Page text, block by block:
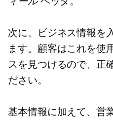
次に、ビジネス情報を
ます。顧客はこれを使
スを見つけるので、正
ださい。
基本情報に加えて、営